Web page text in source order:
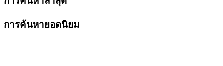
การค้นหายอดนิยม